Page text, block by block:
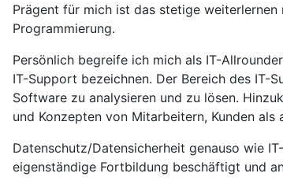
Prägent für mich ist das stetige
Programmierung.
Persönlich begreife ich mich als IT-
IT-Support bezeichnen. Der Bereich des IT-
Software zu analysieren und zu lösen.
und Konzepten von Mitarbeitern, Kunden als
Datenschutz/Datensicherheit genauso wie
eigenständige Fortbildung beschäftigt und